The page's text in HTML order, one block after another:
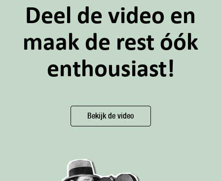
Deel de video en
maak de rest óók
enthousiast!
Bekijk de video